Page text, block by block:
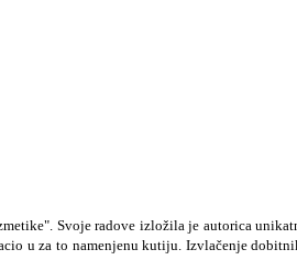
Svoje radove izložila je autorica
u za to namenjenu kutiju. Izvlačenje